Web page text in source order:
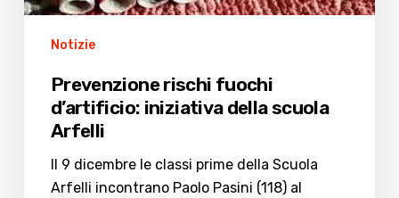
Notizie
Prevenzione rischi fuochi
d’artificio: iniziativa della scuola
Arfelli
Il 9 dicembre le classi prime della Scuola
Arfelli incontrano Paolo Pasini (118) al